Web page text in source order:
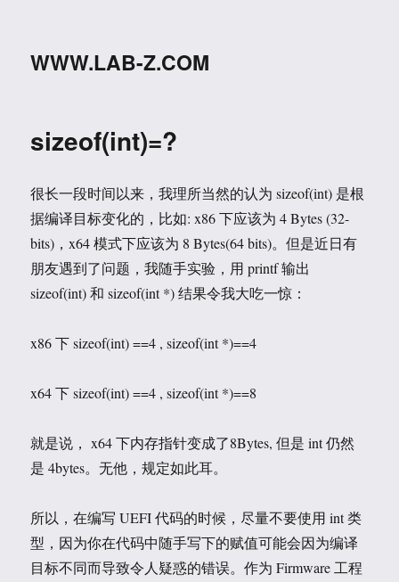
WWW.LAB-Z.COM
sizeof(int)=?
很长一段时间以来，我理所当然的认为 sizeof(int) 是根
据编译目标变化的，比如: x86 下应该为 4 Bytes (32-
bits)，x64 模式下应该为 8 Bytes(64 bits)。但是近日有
朋友遇到了问题，我随手实验，用 printf 输出
sizeof(int) 和 sizeof(int *) 结果令我大吃一惊：
x86 下 sizeof(int) ==4 , sizeof(int *)==4
x64 下 sizeof(int) ==4 , sizeof(int *)==8
就是说， x64 下内存指针变成了8Bytes, 但是 int 仍然
是 4bytes。无他，规定如此耳。
所以，在编写 UEFI 代码的时候，尽量不要使用 int 类
型，因为你在代码中随手写下的赋值可能会因为编译
目标不同而导致令人疑惑的错误。作为 Firmware 工程